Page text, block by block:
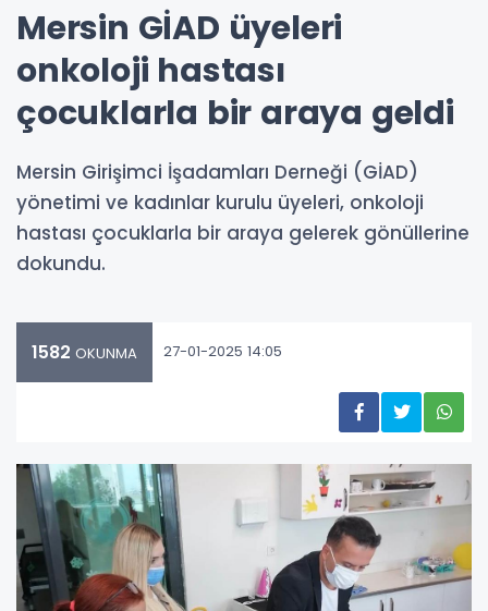
Mersin GİAD üyeleri
onkoloji hastası
çocuklarla bir araya geldi
Mersin Girişimci İşadamları Derneği (GİAD)
yönetimi ve kadınlar kurulu üyeleri, onkoloji
hastası çocuklarla bir araya gelerek gönüllerine
dokundu.
1582 OKUNMA 27-01-2025 14:05